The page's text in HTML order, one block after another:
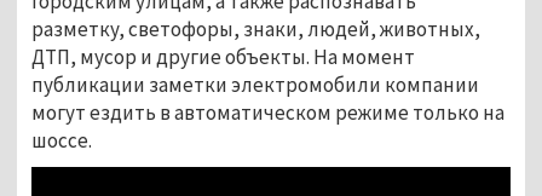
разметку, светофоры, знаки, людей, животных,
ДТП, мусор и другие объекты. На момент
публикации заметки электромобили компании
могут ездить в автоматическом режиме только на
шоссе.